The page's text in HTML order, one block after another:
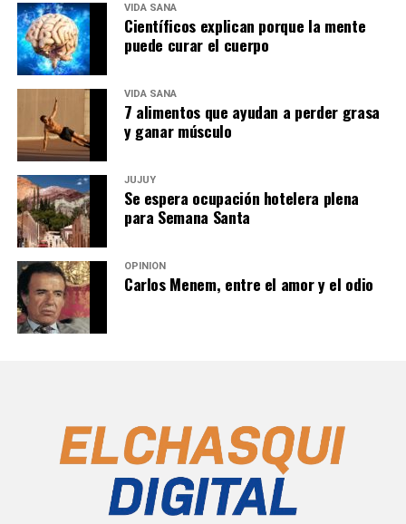
VIDA SANA
Científicos explican porque la mente
puede curar el cuerpo
VIDA SANA
7 alimentos que ayudan a perder grasa
y ganar músculo
JUJUY
Se espera ocupación hotelera plena
para Semana Santa
OPINIÓN
Carlos Menem, entre el amor y el odio